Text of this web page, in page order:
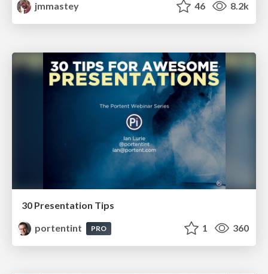
jmmastey 46 8.2k
30 Presentation Tips
portentint
PRO 1 360